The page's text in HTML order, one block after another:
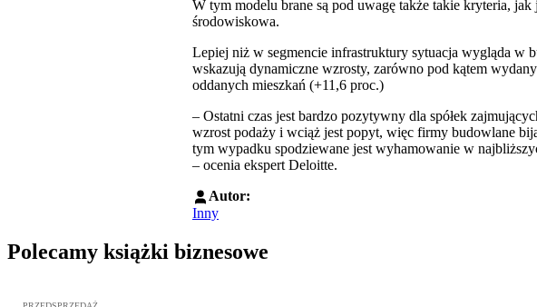
W tym modelu brane są pod uwagę także takie kryteria,
środowiskowa.
Lepiej niż w segmencie infrastruktury sytuacja wygląda w
wskazują dynamiczne wzrosty, zarówno pod kątem
oddanych mieszkań (+11,6 proc.)
– Ostatni czas jest bardzo pozytywny dla spółek
wzrost podaży i wciąż jest popyt, więc firmy budowlane
tym wypadku spodziewane jest wyhamowanie w
– ocenia ekspert Deloitte.
Autor:
Inny
Polecamy książki biznesowe
Przejdź do: Dyrektywa NIS2. Komentarz [PRZEDSPRZEDAŻ], Mateusz Jakubik, Rafał